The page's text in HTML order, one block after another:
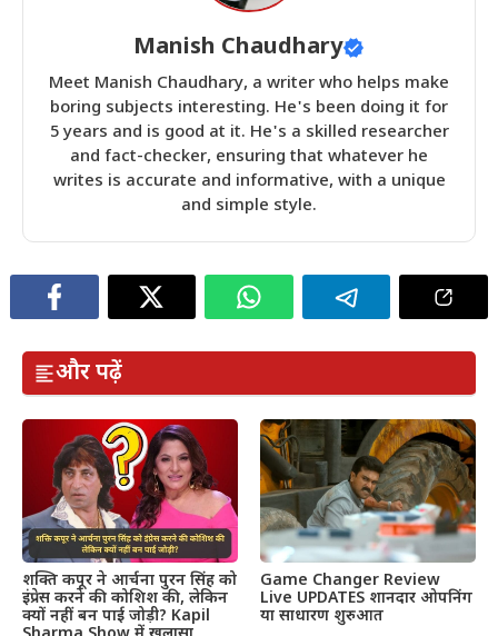
Manish Chaudhary
Meet Manish Chaudhary, a writer who helps make
boring subjects interesting. He's been doing it for
5 years and is good at it. He's a skilled researcher
and fact-checker, ensuring that whatever he
writes is accurate and informative, with a unique
and simple style.
और पढ़ें
शक्ति कपूर ने आर्चना पुरन सिंह को
इंप्रेस करने की कोशिश की, लेकिन
क्यों नहीं बन पाई जोड़ी? Kapil
Game Changer Review
Live UPDATES शानदार ओपनिंग
या साधारण शुरुआत